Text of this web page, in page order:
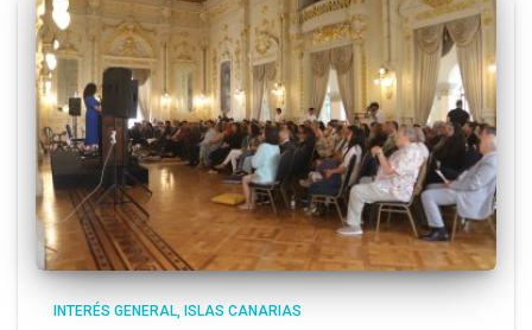
INTERÉS GENERAL ISLAS CANARIAS